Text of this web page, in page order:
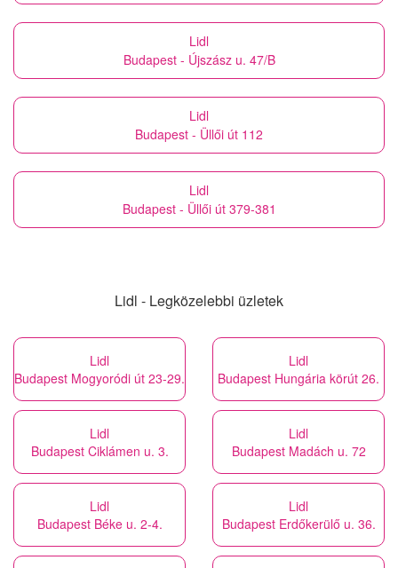
Lidl
Budapest - Újszász u. 47/B
Lidl
Budapest - Üllői út 112
Lidl
Budapest - Üllői út 379-381
Lidl - Legközelebbi üzletek
Lidl
Budapest Mogyoródi út 23-29.
Lidl
Budapest Hungária körút 26.
Lidl
Budapest Ciklámen u. 3.
Lidl
Budapest Madách u. 72
Lidl
Budapest Béke u. 2-4.
Lidl
Budapest Erdőkerülő u. 36.